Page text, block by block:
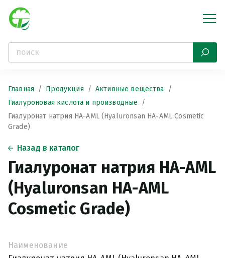
Главная Продукция
Активные вещества
Гиалуроновая кислота и производные
Гиалуронат натрия HA-AML (Hyaluronsan HA-AML Cosmetic
Grade)
Назад в каталог
Гиалуронат натрия HA-AML
(Hyaluronsan HA-AML
Cosmetic Grade)
Наименование